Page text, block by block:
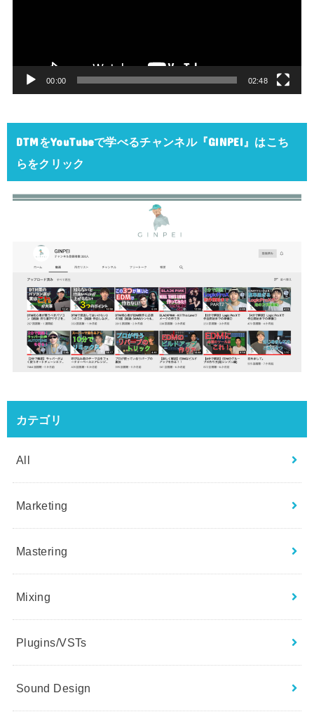
00:00 02:48
DTMをYouTubeで学べるチャンネル『GINPEI』はこち
らをクリック
カテゴリ
All
Marketing
Mastering
Mixing
Plugins/VSTs
Sound Design